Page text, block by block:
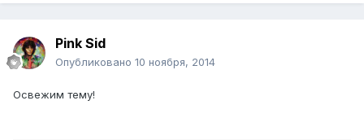
Pink Sid
Опубликовано 10 ноября, 2014
Освежим тему!